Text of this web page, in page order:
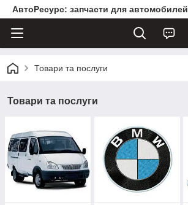
АвтоРесурс: запчасти для автомобилей
Товари та послуги
Товари та послуги